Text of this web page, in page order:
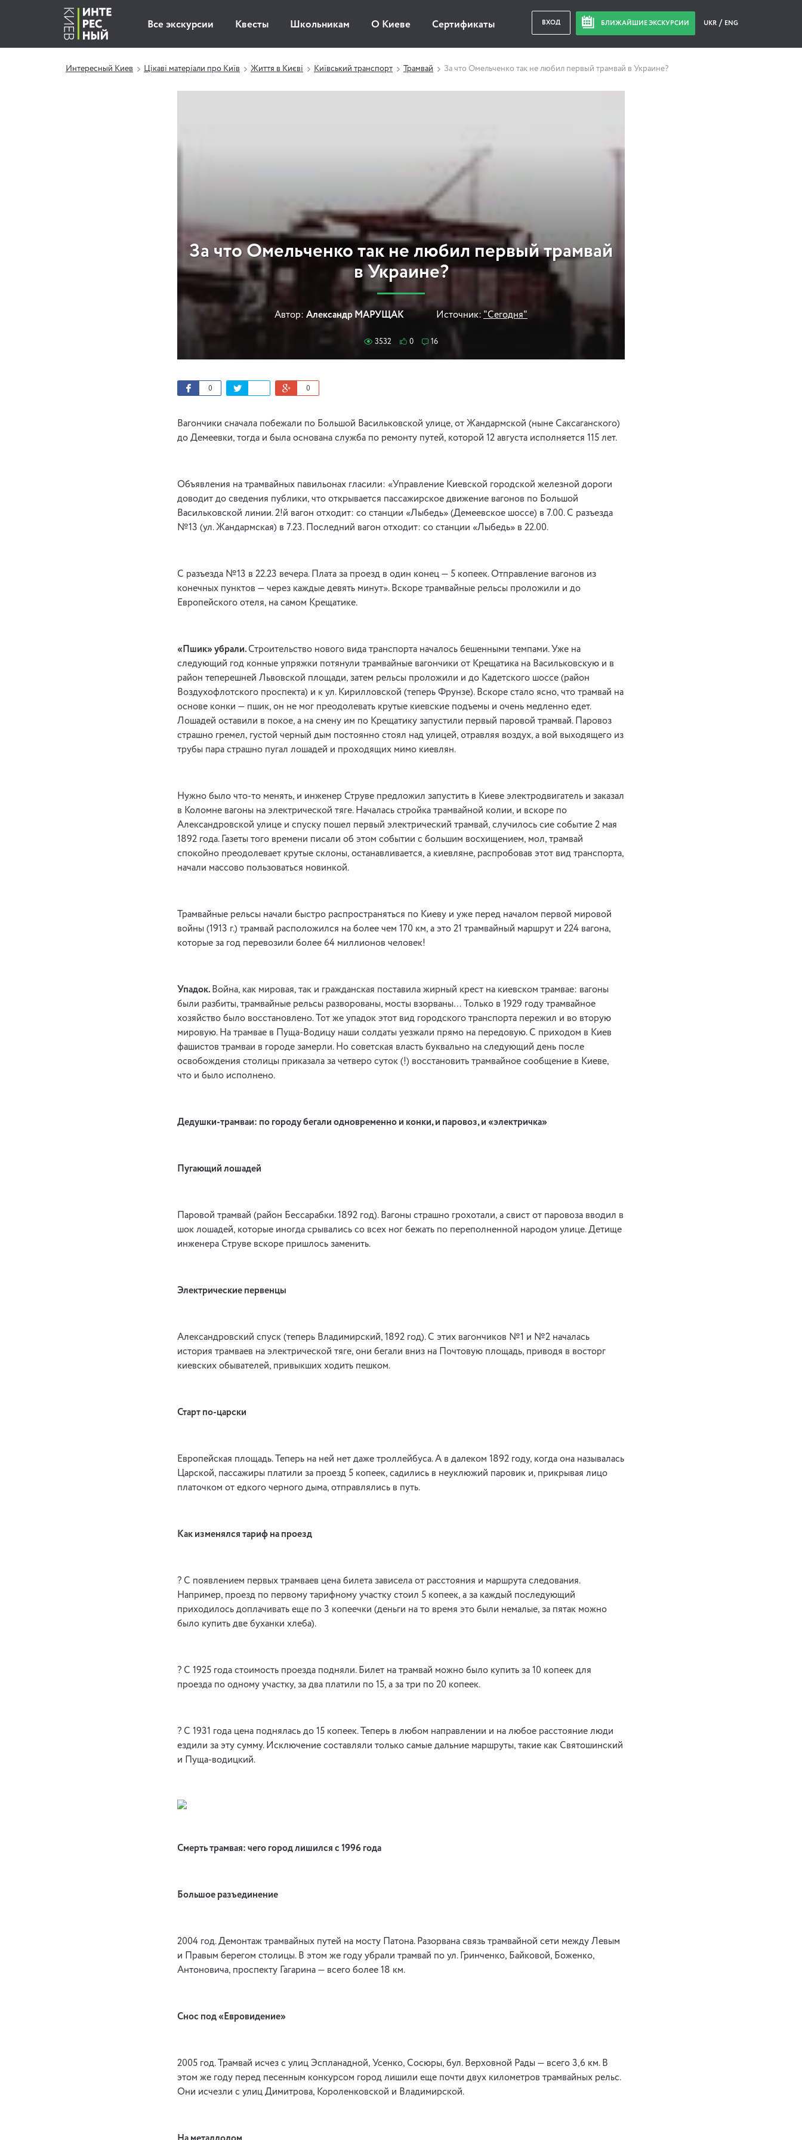
Все экскурсии Квесты Школьникам О Киеве Сертификаты ВХОД БЛИЖАЙШИЕ ЭКСКУРСИИ UKR ENG
Интересный Киев Цікаві матеріали про Київ Життя в Києві Київський транспорт Трамвай За что Омельченко так не любил первый трамвай в Украине?
За что Омельченко так не любил первый трамвай
в Украине?
Автор: Александр МАРУЩАК Источник: "Сегодня"
3532 0 16
0 0
Вагончики сначала побежали по Большой Васильковской улице, от Жандармской (ныне Саксаганского)
до Демеевки, тогда и была основана служба по ремонту путей, которой 12 августа исполняется 115 лет.
Объявления на трамвайных павильонах гласили: «Управление Киевской городской железной дороги
доводит до сведения публики, что открывается пассажирское движение вагонов по Большой
Васильковской линии. 2!й вагон отходит: со станции «Лыбедь» (Демеевское шоссе) в 7.00. С разъезда
№13 (ул. Жандармская) в 7.23. Последний вагон отходит: со станции «Лыбедь» в 22.00.
С разъезда №13 в 22.23 вечера. Плата за проезд в один конец — 5 копеек. Отправление вагонов из
конечных пунктов — через каждые девять минут». Вскоре трамвайные рельсы проложили и до
Европейского отеля, на самом Крещатике.
«Пшик» убрали.Строительство нового вида транспорта началось бешенными темпами. Уже на
следующий год конные упряжки потянули трамвайные вагончики от Крещатика на Васильковскую и в
район теперешней Львовской площади, затем рельсы проложили и до Кадетского шоссе (район
Воздухофлотского проспекта) и к ул. Кирилловской (теперь Фрунзе). Вскоре стало ясно, что трамвай на
основе конки — пшик, он не мог преодолевать крутые киевские подъемы и очень медленно едет.
Лошадей оставили в покое, а на смену им по Крещатику запустили первый паровой трамвай. Паровоз
страшно гремел, густой черный дым постоянно стоял над улицей, отравляя воздух, а вой выходящего из
трубы пара страшно пугал лошадей и проходящих мимо киевлян.
Нужно было что-то менять, и инженер Струве предложил запустить в Киеве электродвигатель и заказал
в Коломне вагоны на электрической тяге. Началась стройка трамвайной колии, и вскоре по
Александровской улице и спуску пошел первый электрический трамвай, случилось сие событие 2 мая
1892 года. Газеты того времени писали об этом событии с большим восхищением, мол, трамвай
спокойно преодолевает крутые склоны, останавливается, а киевляне, распробовав этот вид транспорта,
начали массово пользоваться новинкой.
Трамвайные рельсы начали быстро распространяться по Киеву и уже перед началом первой мировой
войны (1913 г.) трамвай расположился на более чем 170 км, а это 21 трамвайный маршрут и 224 вагона,
которые за год перевозили более 64 миллионов человек!
Упадок. Война, как мировая, так и гражданская поставила жирный крест на киевском трамвае: вагоны
были разбиты, трамвайные рельсы разворованы, мосты взорваны… Только в 1929 году трамвайное
хозяйство было восстановлено. Тот же упадок этот вид городского транспорта пережил и во вторую
мировую. На трамвае в Пуща-Водицу наши солдаты уезжали прямо на передовую. С приходом в Киев
фашистов трамваи в городе замерли. Но советская власть буквально на следующий день после
освобождения столицы приказала за четверо суток (!) восстановить трамвайное сообщение в Киеве,
что и было исполнено.
Дедушки-трамваи: по городу бегали одновременно и конки, и паровоз, и «электричка»
Пугающий лошадей
Паровой трамвай (район Бессарабки. 1892 год). Ваго­ны страшно грохотали, а свист от паровоза вводил в
шок лошадей, которые иногда срывались со всех ног бежать по переполненной народом улице. Детище
ин­женера Струве вскоре пришлось заменить.
Электрические первенцы
Александровский спуск (теперь Владимирский, 1892 год). С этих вагончиков №1 и №2 началась
история трамваев на электрической тяге, они бегали вниз на Почтовую площадь, приводя в восторг
киевских обывателей, привыкших ходить пешком.
Старт по-царски
Европейская площадь. Теперь на ней нет даже троллей­буса. А в далеком 1892 году, когда она называлась
Цар­ской, пассажиры платили за проезд 5 копеек, садились в неуклюжий паровик и, прикрывая лицо
платочком от едкого черного дыма, отправлялись в путь.
Как изменялся тариф на проезд
? С появлением первых трамваев цена билета зависела от расстояния и маршрута следования.
Например, проезд по первому тарифному участку стоил 5 копеек, а за каждый последующий
приходилось доплачивать еще по 3 копеечки (деньги на то время это были немалые, за пятак можно
было купить две буханки хлеба).
? С 1925 года стоимость проезда подняли. Билет на трамвай можно было купить за 10 копеек для
проезда по одному участку, за два платили по 15, а за три по 20 копеек.
? С 1931 года цена поднялась до 15 копеек. Теперь в любом направлении и на любое расстояние люди
ездили за эту сумму. Исключение составляли только самые дальние маршруты, такие как Святошинский
и Пуща-водицкий.
Смерть трамвая: чего город лишился с 1996 года
Большое разъединение
2004 год. Демонтаж трамвайных путей на мосту Патона. Разорвана связь трамвайной сети между Левым
и Правым берегом столицы. В этом же году убрали трамвай по ул. Гринченко, Байковой, Боженко,
Антоно­вича, проспекту Гагарина — всего более 18 км.
Снос под «Евровидение»
2005 год. Трамвай исчез с улиц Эспланадной, Усенко, Сосюры, бул. Верховной Рады — всего 3,6 км. В
этом же году перед песенным конкурсом город лишили еще почти двух километров трамвайных рельс.
Они исчезли с улиц Димитрова, Короленковской и Владимирской.